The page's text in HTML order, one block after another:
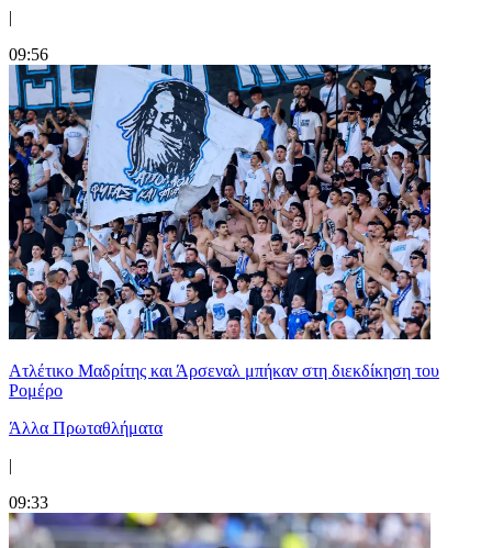
|
09:56
Ατλέτικο Μαδρίτης και Άρσεναλ μπήκαν στη διεκδίκηση του
Ρομέρο
Άλλα Πρωταθλήματα
|
09:33